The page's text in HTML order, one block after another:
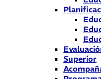
Superior